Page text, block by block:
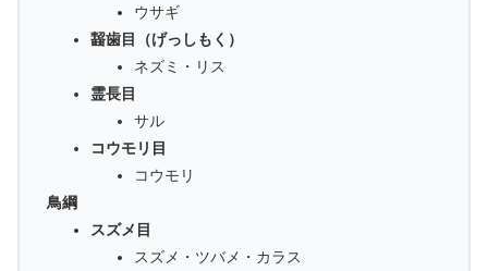
ウサギ
齧歯目（げっしもく）
ネズミ・リス
霊長目
サル
コウモリ目
コウモリ
鳥綱
スズメ目
スズメ・ツバメ・カラス